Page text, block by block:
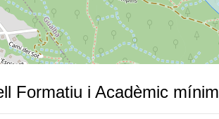
Formatiu i Acadèmic mínim